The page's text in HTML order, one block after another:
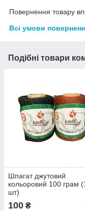
Повернення товару
Всі умови
Подібні товари
Шпагат джутовий
кольоровий 100 грам
шт)
100 ₴